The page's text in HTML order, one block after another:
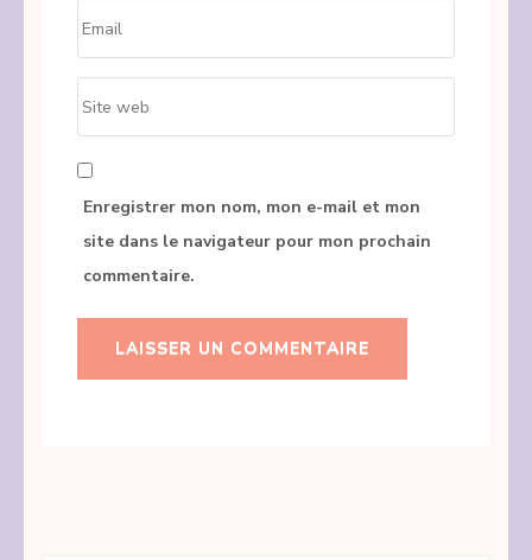
web
Enregistrer mon nom, mon e-mail et mon
site dans le navigateur pour mon prochain
commentaire.